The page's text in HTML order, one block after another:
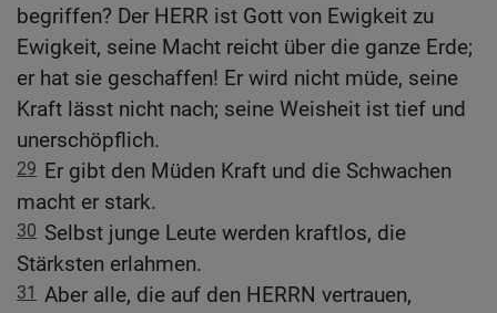
begriffen? Der HERR ist Gott von Ewigkeit zu
Ewigkeit, seine Macht reicht über die ganze Erde;
er hat sie geschaffen! Er wird nicht müde, seine
Kraft lässt nicht nach; seine Weisheit ist tief und
unerschöpflich.
29 Er gibt den Müden Kraft und die Schwachen
macht er stark.
30 Selbst junge Leute werden kraftlos, die
Stärksten erlahmen.
31 Aber alle, die auf den HERRN vertrauen,